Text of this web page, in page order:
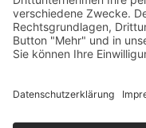
Kontakt
Datenschutz